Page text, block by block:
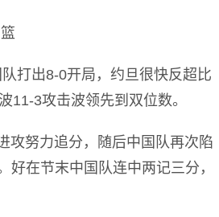
打出8-0开局，约旦很快反超比
11-3攻击波领先到双位数。
努力追分，随后中国队再次陷
在节末中国队连中两记三分，